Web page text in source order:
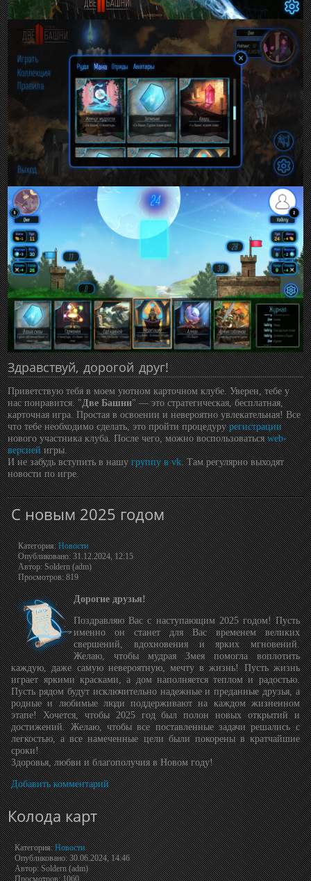
Здравствуй, дорогой друг!
Приветствую тебя в моем уютном карточном клубе. Уверен, тебе у
нас понравится. "Две Башни" — это стратегическая, бесплатная,
карточная игра. Простая в освоении и невероятно увлекательная! Все
что тебе необходимо сделать, это пройти процедурурегистрации
нового участника клуба. После чего, можно воспользоватьсяweb-
версиейигры.
И не забудь вступить в нашугруппу в vk. Там регулярно выходят
новости по игре.
С новым 2025 годом
Категория:Новости
Опубликовано: 31.12.2024, 12:15
Автор: Soldern (adm)
Просмотров: 819
Дорогие друзья!
Поздравляю Вас с наступающим 2025 годом! Пусть
именно он станет для Вас временем великих
свершений, вдохновения и ярких мгновений.
Желаю, чтобы мудрая Змея помогла воплотить
каждую, даже самую невероятную, мечту в жизнь! Пусть жизнь
играет яркими красками, а дом наполняется теплом и радостью.
Пусть рядом будут исключительно надежные и преданные друзья, а
родные и любимые люди поддерживают на каждом жизненном
этапе! Хочется, чтобы 2025 год был полон новых открытий и
достижений. Желаю, чтобы все поставленные задачи решались с
легкостью, а все намеченные цели были покорены в кратчайшие
сроки!
Здоровья, любви и благополучия в Новом году!
Добавить комментарий
Колода карт
Категория:Новости
Опубликовано: 30.06.2024, 14:46
Автор: Soldern (adm)
Просмотров: 1060